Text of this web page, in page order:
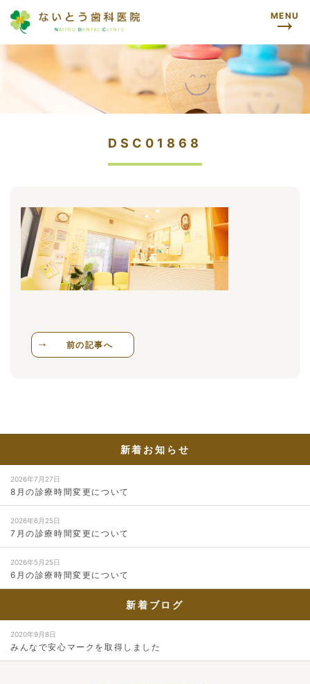
MENU
DSC01868
前の記事へ
新着お知らせ
2026年7月27日
8月の診療時間変更について
2026年6月25日
7月の診療時間変更について
2026年5月25日
6月の診療時間変更について
新着ブログ
2020年9月8日
みんなで安心マークを取得しました